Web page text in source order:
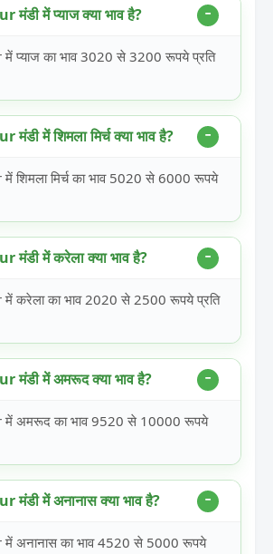
में प्याज क्या भाव है?
प्याज का भाव 3020 से 3200 रूपये प्रति
में शिमला मिर्च क्या भाव है?
शिमला मिर्च का भाव 5020 से 6000 रूपये
में करेला क्या भाव है?
करेला का भाव 2020 से 2500 रूपये प्रति
मंडी में अमरूद क्या भाव है?
अमरूद का भाव 9520 से 10000 रूपये
में अनानास क्या भाव है?
अनानास का भाव 4520 से 5000 रूपये